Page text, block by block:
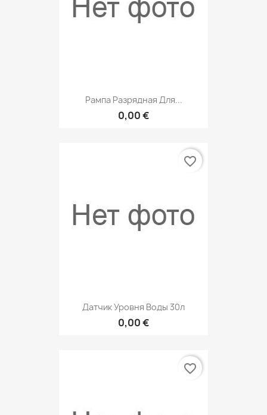
Рампа Разрядная Для...
0,00 €
Датчик Уровня Воды 30л
0,00 €
favorite_border
favorite_border